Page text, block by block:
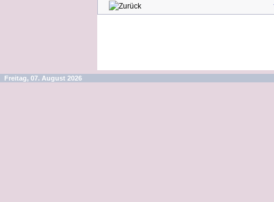
Freitag, 07. August 2026